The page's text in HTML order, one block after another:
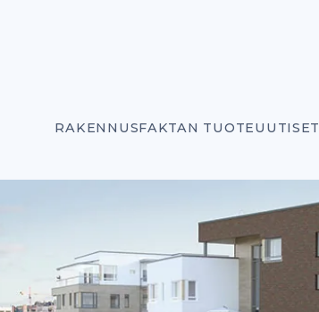
RAKENNUSFAKTAN TUOTEUUTISET